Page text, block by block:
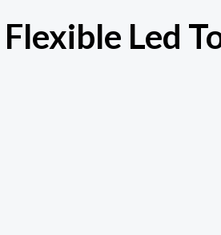
Led